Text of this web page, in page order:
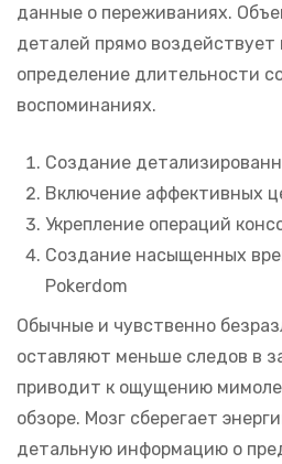
данные о переживаниях.
деталей прямо
определение длительности
воспоминаниях.
Создание
Включение аффективных
Укрепление операций
Создание насыщенных
Pokerdom
Обычные и чувственно
оставляют меньше следов в
приводит к ощущению
обзоре. Мозг сберегает
детальную информацию о